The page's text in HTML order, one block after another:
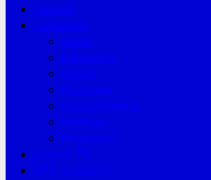
Menu
principal
Accueil
Actualités
Santé
Education
Sports
Economie
Social/Culture
Politique
Parlement
Journal TV
RTD en Direct